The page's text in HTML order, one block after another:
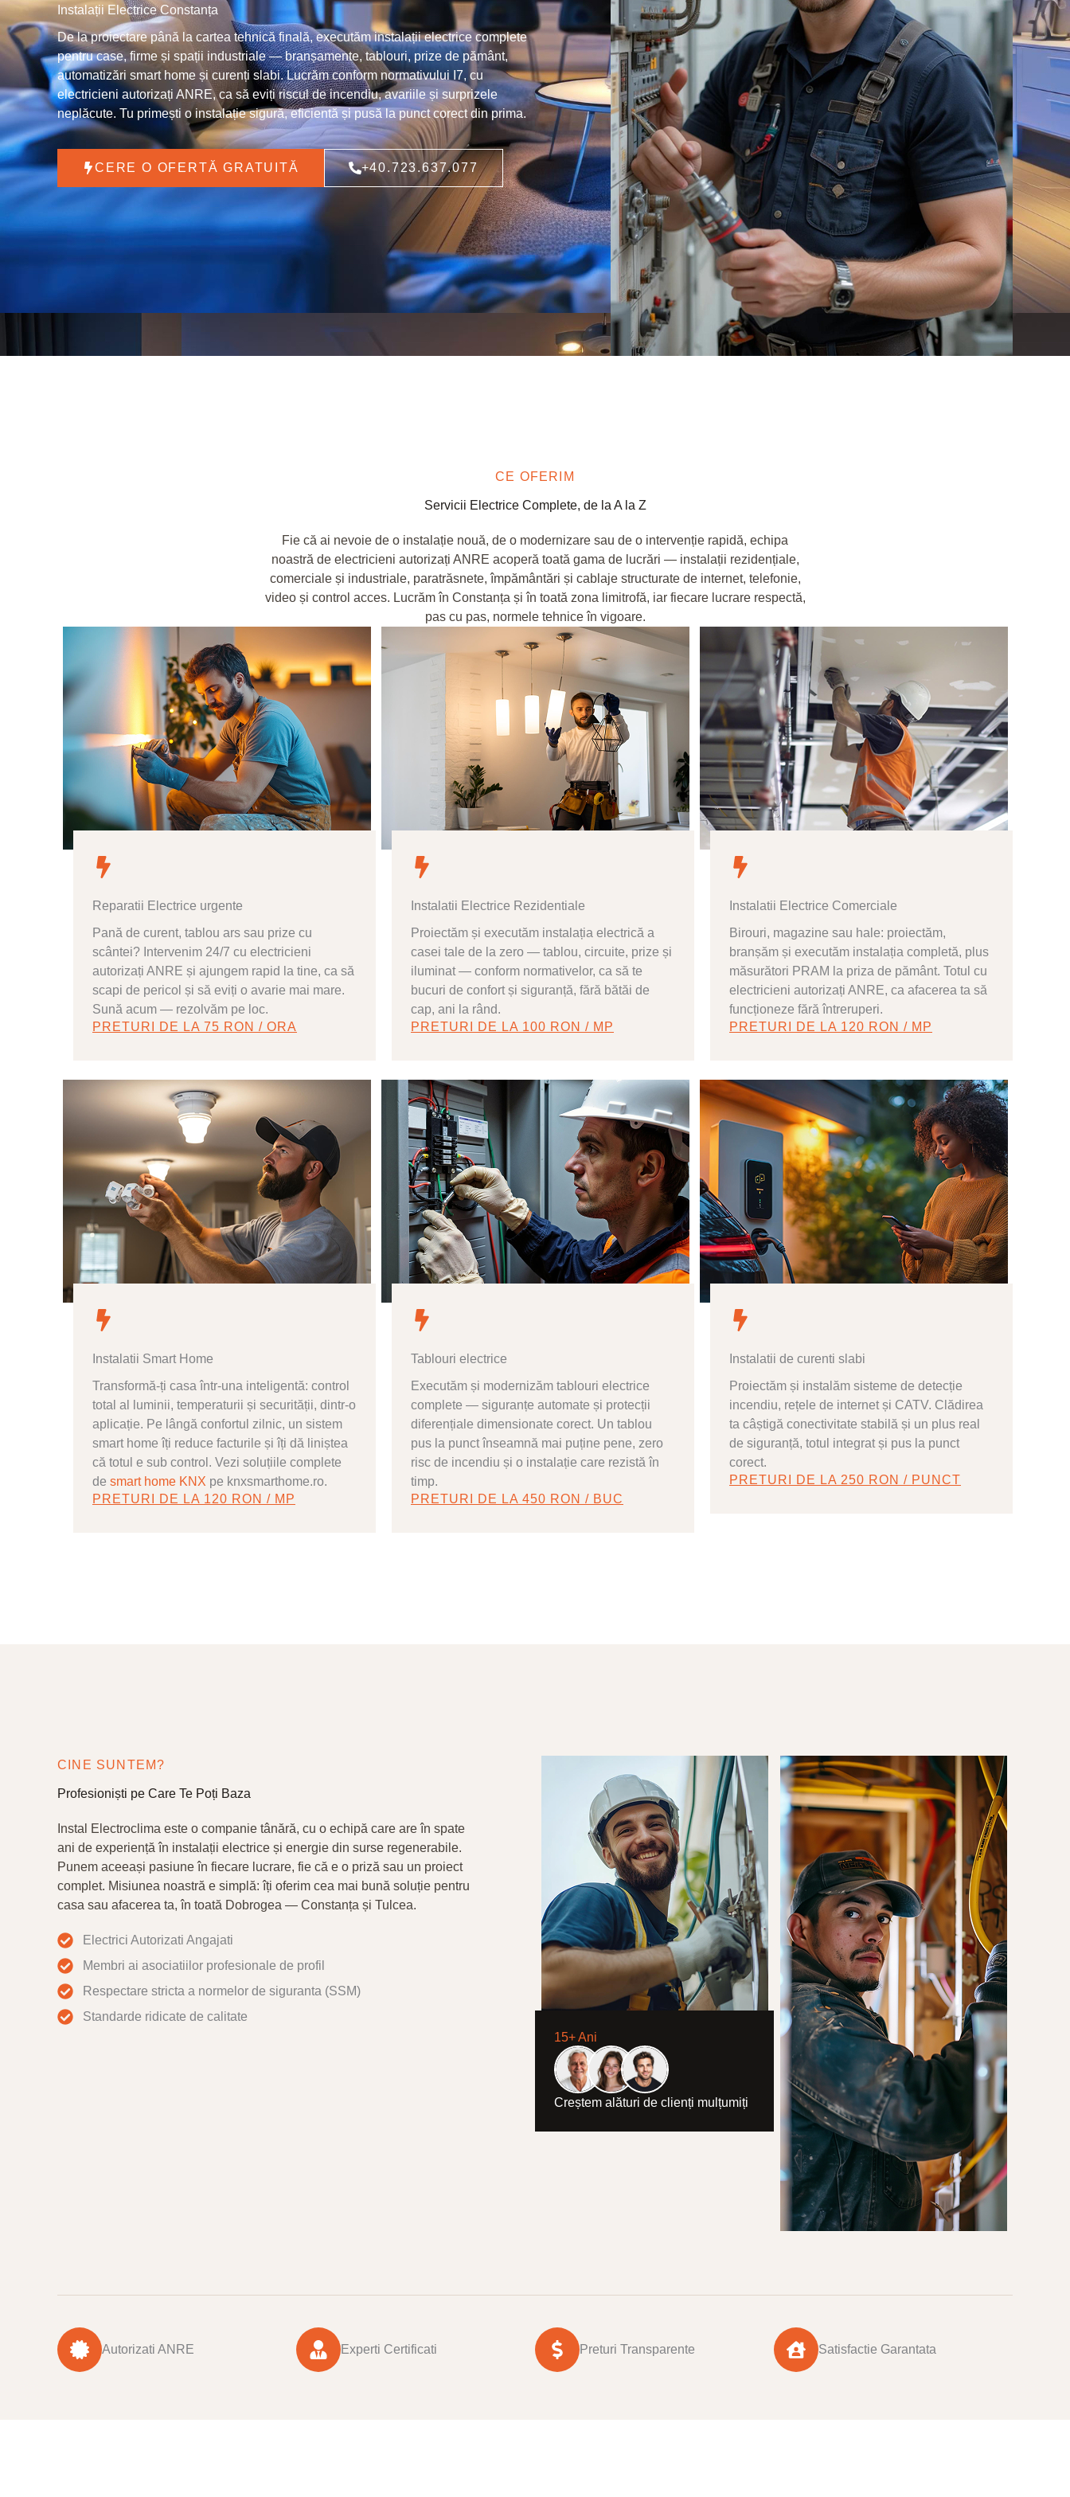
Instalații Electrice Constanța
De la proiectare până la cartea tehnică finală, executăm instalații electrice complete
pentru case, firme și spații industriale — branșamente, tablouri, prize de pământ,
automatizări smart home și curenți slabi. Lucrăm conform normativului I7, cu
electricieni autorizați ANRE, ca să eviți riscul de incendiu, avariile și surprizele
neplăcute. Tu primești o instalație sigură, eficientă și pusă la punct corect din prima.
CERE O OFERTĂ GRATUITĂ +40.723.637.077
CE OFERIM
Servicii Electrice Complete, de la A la Z
Fie că ai nevoie de o instalație nouă, de o modernizare sau de o intervenție rapidă, echipa
noastră de electricieni autorizați ANRE acoperă toată gama de lucrări — instalații rezidențiale,
comerciale și industriale, paratrăsnete, împământări și cablaje structurate de internet, telefonie,
video și control acces. Lucrăm în Constanța și în toată zona limitrofă, iar fiecare lucrare respectă,
pas cu pas, normele tehnice în vigoare.
Reparatii Electrice urgente
Pană de curent, tablou ars sau prize cu
scântei? Intervenim 24/7 cu electricieni
autorizați ANRE și ajungem rapid la tine, ca să
scapi de pericol și să eviți o avarie mai mare.
Sună acum — rezolvăm pe loc.
PRETURI DE LA 75 RON / ORA
Instalatii Electrice Rezidentiale
Proiectăm și executăm instalația electrică a
casei tale de la zero — tablou, circuite, prize și
iluminat — conform normativelor, ca să te
bucuri de confort și siguranță, fără bătăi de
cap, ani la rând.
PRETURI DE LA 100 RON / MP
Instalatii Electrice Comerciale
Birouri, magazine sau hale: proiectăm,
branșăm și executăm instalația completă, plus
măsurători PRAM la priza de pământ. Totul cu
electricieni autorizați ANRE, ca afacerea ta să
funcționeze fără întreruperi.
PRETURI DE LA 120 RON / MP
Instalatii Smart Home
Transformă-ți casa într-una inteligentă: control
total al luminii, temperaturii și securității, dintr-o
aplicație. Pe lângă confortul zilnic, un sistem
smart home îți reduce facturile și îți dă liniștea
că totul e sub control. Vezi soluțiile complete
de smart home KNX pe knxsmarthome.ro.
PRETURI DE LA 120 RON / MP
Tablouri electrice
Executăm și modernizăm tablouri electrice
complete — siguranțe automate și protecții
diferențiale dimensionate corect. Un tablou
pus la punct înseamnă mai puține pene, zero
risc de incendiu și o instalație care rezistă în
timp.
PRETURI DE LA 450 RON / BUC
Instalatii de curenti slabi
Proiectăm și instalăm sisteme de detecție
incendiu, rețele de internet și CATV. Clădirea
ta câștigă conectivitate stabilă și un plus real
de siguranță, totul integrat și pus la punct
corect.
PRETURI DE LA 250 RON / PUNCT
CINE SUNTEM?
Profesioniști pe Care Te Poți Baza
Instal Electroclima este o companie tânără, cu o echipă care are în spate
ani de experiență în instalații electrice și energie din surse regenerabile.
Punem aceeași pasiune în fiecare lucrare, fie că e o priză sau un proiect
complet. Misiunea noastră e simplă: îți oferim cea mai bună soluție pentru
casa sau afacerea ta, în toată Dobrogea — Constanța și Tulcea.
Electrici Autorizati Angajati
Membri ai asociatiilor profesionale de profil
Respectare stricta a normelor de siguranta (SSM)
Standarde ridicate de calitate
15+ Ani
Creștem alături de clienți mulțumiți
Autorizati ANRE Experti Certificati Preturi Transparente Satisfactie Garantata